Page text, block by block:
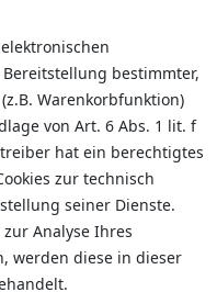
bestimmter,
Warenkorbfunktion)
von Art. 6 Abs. 1 lit. f
hat ein berechtigtes
zur technisch
seiner Dienste.
zur Analyse Ihres
werden diese in dieser